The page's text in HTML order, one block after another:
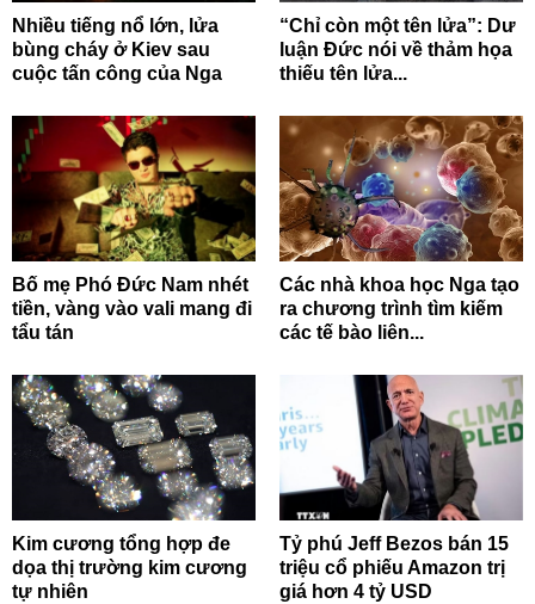
Nhiều tiếng nổ lớn, lửa
bùng cháy ở Kiev sau
cuộc tấn công của Nga
“Chỉ còn một tên lửa”: Dư
luận Đức nói về thảm họa
thiếu tên lửa...
Bố mẹ Phó Đức Nam nhét
tiền, vàng vào vali mang đi
tẩu tán
Các nhà khoa học Nga tạo
ra chương trình tìm kiếm
các tế bào liên...
Kim cương tổng hợp đe
dọa thị trường kim cương
tự nhiên
Tỷ phú Jeff Bezos bán 15
triệu cổ phiếu Amazon trị
giá hơn 4 tỷ USD